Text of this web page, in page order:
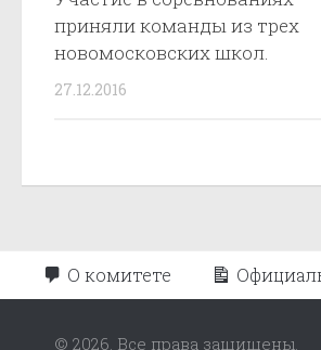
приняли команды из трех
новомосковских школ.
27.12.2016
О комитете
© 2026. Все права защищены.